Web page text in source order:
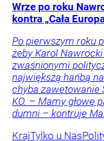
Wrze po roku
kontra „Cała
Po pierwszym roku
żeby Karol
zwaśnionymi
największą hańbą
chyba zawetowanie
KO. – Mamy głowę
dumni – kontruje
KrajTylko u Nas